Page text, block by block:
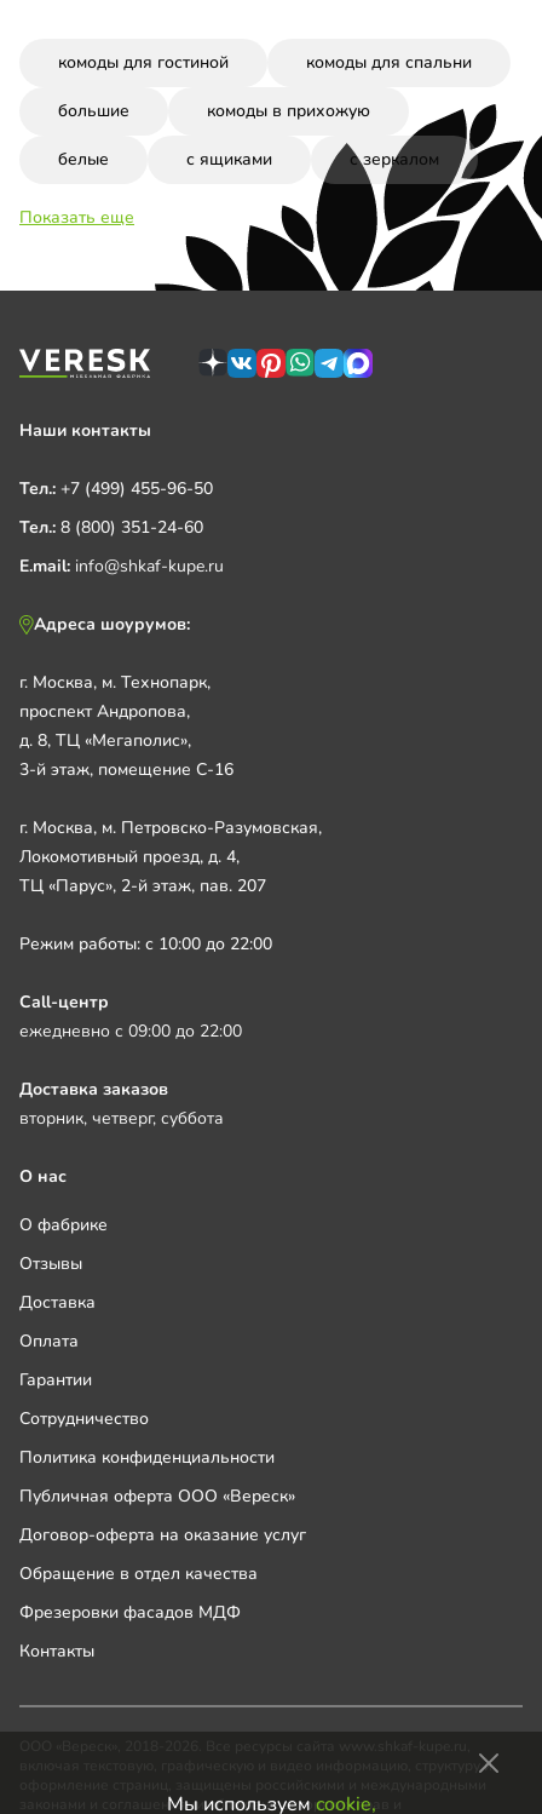
комоды для гостиной комоды для спальни
большие комоды в прихожую
белые с ящиками с зеркалом
Показать еще
Мы используем cookie,
Наши контакты
Тел.: +7 (499) 455-96-50
Тел.: 8 (800) 351-24-60
E.mail: info@shkaf-kupe.ru
Адреса шоурумов:
г. Москва, м. Технопарк,
проспект Андропова,
д. 8, ТЦ «Мегаполис»,
3-й этаж, помещение С-16
г. Москва, м. Петровско-Разумовская,
Локомотивный проезд, д. 4,
ТЦ «Парус», 2-й этаж, пав. 207
Режим работы: с 10:00 до 22:00
Call-центр
ежедневно с 09:00 до 22:00
Доставка заказов
вторник, четверг, суббота
О нас
О фабрике
Отзывы
Доставка
Оплата
Гарантии
Сотрудничество
Политика конфиденциальности
Публичная оферта ООО «Вереск»
Договор-оферта на оказание услуг
Обращение в отдел качества
Фрезеровки фасадов МДФ
Контакты
включая текстовую, графическую и видео информацию, структуру и
законами и соглашениями об охране авторских прав и